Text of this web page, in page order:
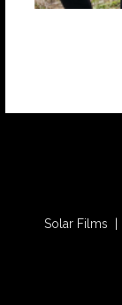
Solar Films